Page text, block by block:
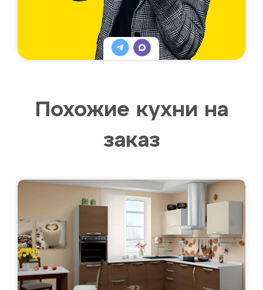
Похожие кухни на
заказ